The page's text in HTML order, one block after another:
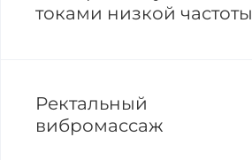
токами низкой частоты
Ректальный
вибромассаж